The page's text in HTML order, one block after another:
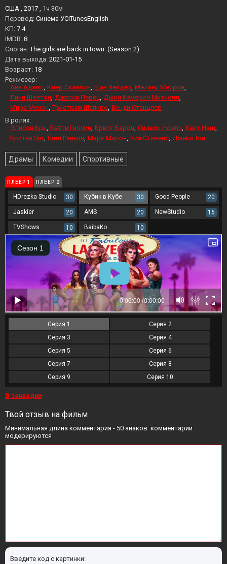
США , 2017 , 1ч 30м
Перевод: Синема УСiTunesEnglish
KП: 7.4
IMDB: 8
Слоган:The girls are back in town. (Season 2)
Дата выхода: 2021-01-15
Возраст: 18
Режиссер:
Аня Адамс Клер Скэнлон Шан Хейдер Мелани Мейрон
Линн Шелтон Джесси Перец Джон Кэмерон Митчелл
Мира Менон Тристрам Шапиро Венди Станцлер
В ролях:
Элисон Бри Бетти Гилпин Бритт Барон Сидель Ноэль Кейт Нэш
Бритни Янг Гэйл Ранкин Марк Мэрон Киа Стивенс Джеки Тон
Драмы Комедии Спортивные
ПЛЕЕР 1 ПЛЕЕР 2
HDrezka Studio 30 Кубик в Кубе 30 Good People 20
Jaskier 20 AMS 20 NewStudio 16
TVShows 10 BaibaKo 10
Серия 1
Серия 2
Серия 3
Серия 4
Серия 5
Серия 6
Серия 7
Серия 8
Серия 9
Серия 10
В закладки
Твой отзыв на фильм
Минимальная длина комментария - 50 знаков. комментарии
модерируются
Введите код с картинки: